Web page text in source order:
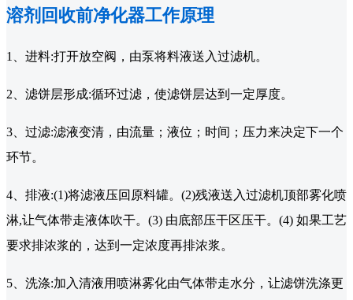
溶剂回收前净化器工作原理
1、进料:打开放空阀，由泵将料液送入过滤机。
2、滤饼层形成:循环过滤，使滤饼层达到一定厚度。
3、过滤:滤液变清，由流量；液位；时间；压力来决定下一个
环节。
4、排液:(1)将滤液压回原料罐。(2)残液送入过滤机顶部雾化喷
淋,让气体带走液体吹干。(3) 由底部压干区压干。(4) 如果工艺
要求排浓浆的，达到一定浓度再排浓浆。
5、洗涤:加入清液用喷淋雾化由气体带走水分，让滤饼洗涤更